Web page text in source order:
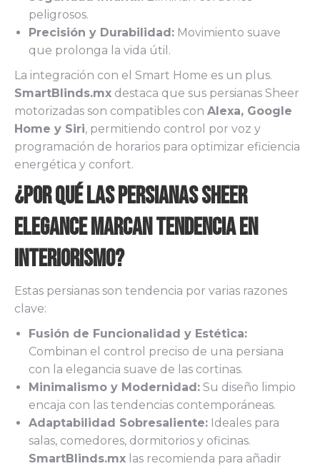
peligrosos.
Precisión y Durabilidad: Movimiento suave
que prolonga la vida útil.
La integración con el Smart Home es un plus.
SmartBlinds.mx destaca que sus persianas Sheer
motorizadas son compatibles con Alexa, Google
Home y Siri, permitiendo control por voz y
programación de horarios para optimizar eficiencia
energética y confort.
¿Por qué las Persianas Sheer
Elegance Marcan Tendencia en
Interiorismo?
Estas persianas son tendencia por varias razones
clave:
Fusión de Funcionalidad y Estética:
Combinan el control preciso de una persiana
con la elegancia suave de las cortinas.
Minimalismo y Modernidad: Su diseño limpio
encaja con las tendencias contemporáneas.
Adaptabilidad Sobresaliente: Ideales para
salas, comedores, dormitorios y oficinas.
SmartBlinds.mx las recomienda para añadir